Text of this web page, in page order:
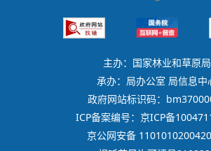
主办：国家林业和草原局
承办：局办公室 局信息中
政府网站标识码：
ICP备案编号：京ICP备
京公网安备